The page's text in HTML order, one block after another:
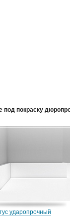
под покраску
ударопрочный